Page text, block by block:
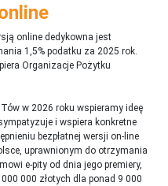
online dedykowna jest
1,5% podatku za 2025 rok.
Organizacje Pożytku
w 2026 roku wspieramy ideę
i wspiera konkretne
bezpłatnej wersji on-line
uprawnionym do otrzymania
e-pity od dnia jego premiery,
000 złotych dla ponad 9 000